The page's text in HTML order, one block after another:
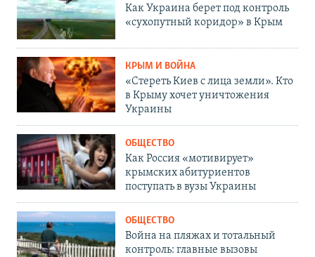
Как Украина берет под контроль
«сухопутный коридор» в Крым
КРЫМ И ВОЙНА
«Стереть Киев с лица земли». Кто
в Крыму хочет уничтожения
Украины
ОБЩЕСТВО
Как Россия «мотивирует»
крымских абитуриентов
поступать в вузы Украины
ОБЩЕСТВО
Война на пляжах и тотальный
контроль: главные вызовы